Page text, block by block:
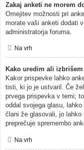
Zakaj anketi ne morem
Omejitev možnosti pri
morate vaši anketi dodati
administratorja foruma.
Na vrh
Kako uredim ali
Kakor prispevke lahko
tisti, ki jo je ustvaril. Če
prvega prispevka v temi;
oddal svojega glasu,
člani že glasovali, jo lahko
preprečuje spremembo
Na vrh